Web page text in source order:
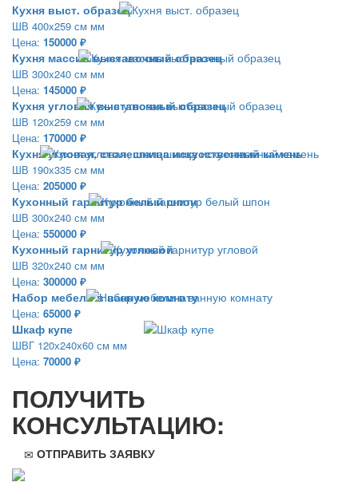
Кухня выст. образец
ШВ 400х259 см мм
Цена: 150000 ₽
Кухня массив выставочный образец
ШВ 300х240 см мм
Цена: 145000 ₽
Кухня угловая выставочный образец
ШВ 120х259 см мм
Цена: 170000 ₽
Кухня угловая, столешница искусственный камень
ШВ 190х335 см мм
Цена: 205000 ₽
Кухонный гарнитур белый шпон
ШВ 300х240 см мм
Цена: 550000 ₽
Кухонный гарнитур угловой
ШВ 320х240 см мм
Цена: 300000 ₽
Набор мебели в ванную комнату
Цена: 65000 ₽
Шкаф купе
ШВГ 120х240х60 см мм
Цена: 70000 ₽
ПОЛУЧИТЬ
КОНСУЛЬТАЦИЮ:
ОТПРАВИТЬ ЗАЯВКУ